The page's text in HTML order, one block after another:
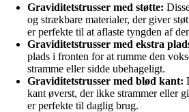
Graviditetstrusser med støtte:
og strækbare materialer, der giver
er perfekte til at aflaste tyngden af
Graviditetstrusser med ekstra
plads i fronten for at rumme den
stramme eller sidde ubehageligt.
Graviditetstrusser med blød kant:
kant øverst, der ikke strammer eller
er perfekte til daglig brug.